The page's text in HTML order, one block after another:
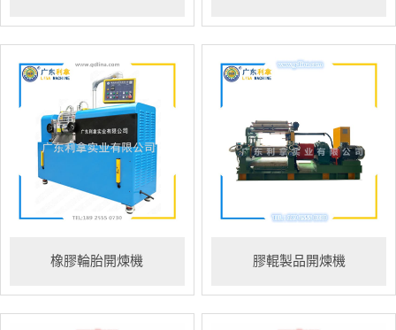
橡膠輪胎開煉機 膠輥製品開煉機